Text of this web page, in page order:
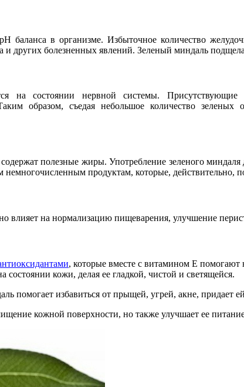
баланса в организме. Избыточное количество
и других болезненных явлений. Зеленый миндаль
на состоянии нервной системы.
образом, съедая небольшое количество зеленых
полезные жиры. Употребление зеленого
продуктам, которые, действительно,
влияет на нормализацию пищеварения, улучшение
, которые вместе с витамином Е помогают
кожи, делая ее гладкой, чистой и светящейся.
помогает избавиться от прыщей, угрей, акне, придает ей
кожной поверхности, но также улучшает ее